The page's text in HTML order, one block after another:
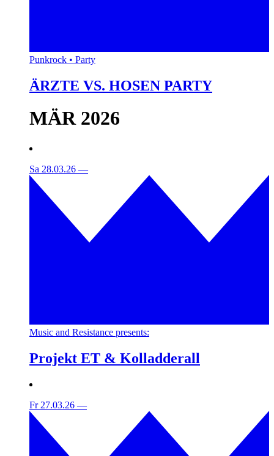
Punkrock • Party
ÄRZTE VS. HOSEN PARTY
MÄR 2026
Sa 28.03.26 —
Music and Resistance presents:
Projekt ET & Kolladderall
Fr 27.03.26 —